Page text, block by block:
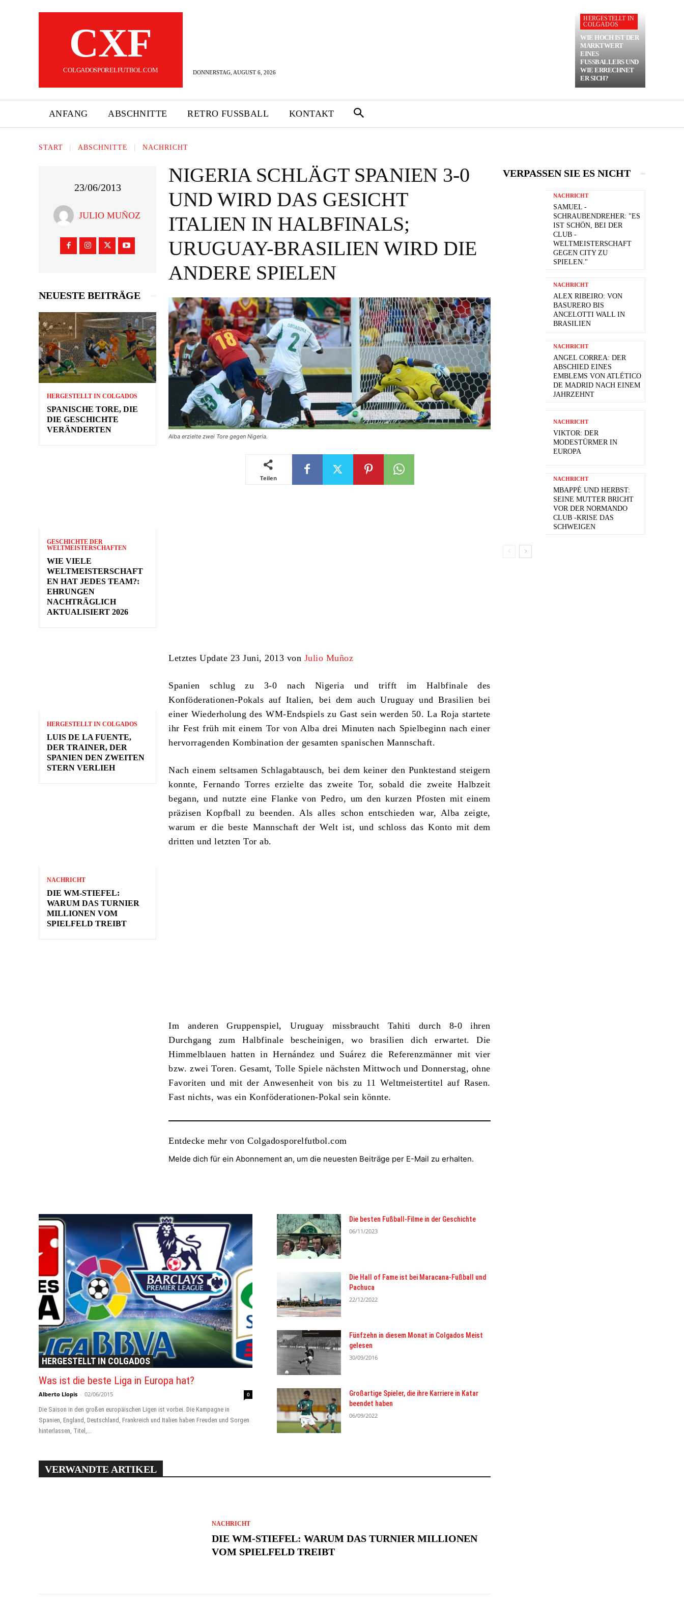
CXF
COLGADOSPORELFUTBOL.COM DONNERSTAG, AUGUST 6, 2026
HERGESTELLT IN
COLGADOS
WIE HOCH IST DER
MARKTWERT
EINES
FUSSBALLERS UND W
IE ERRECHNET E
R SICH?
ANFANG ABSCHNITTE RETRO FUSSBALL KONTAKT
START ABSCHNITTE NACHRICHT
23/06/2013
JULIO MUÑOZ
NEUESTE BEITRÄGE
HERGESTELLT IN COLGADOS
SPANISCHE TORE, DIE
DIE GESCHICHTE
VERÄNDERTEN
GESCHICHTE DER
WELTMEISTERSCHAFTEN
WIE VIELE
WELTMEISTERSCHAFT
EN HAT JEDES TEAM?:
EHRUNGEN
NACHTRÄGLICH
AKTUALISIERT 2026
HERGESTELLT IN COLGADOS
LUIS DE LA FUENTE,
DER TRAINER, DER
SPANIEN DEN ZWEITEN
STERN VERLIEH
NACHRICHT
DIE WM-STIEFEL:
WARUM DAS TURNIER
MILLIONEN VOM
SPIELFELD TREIBT
NIGERIA SCHLÄGT SPANIEN 3-0
UND WIRD DAS GESICHT
ITALIEN IN HALBFINALS;
URUGUAY-BRASILIEN WIRD DIE
ANDERE SPIELEN
Alba erzielte zwei Tore gegen Nigeria.
Teilen
Letztes Update 23 Juni, 2013 von Julio Muñoz
Spanien schlug zu 3-0 nach Nigeria und trifft im Halbfinale des
Konföderationen-Pokals auf Italien, bei dem auch Uruguay und Brasilien bei
einer Wiederholung des WM-Endspiels zu Gast sein werden 50. La Roja startete
ihr Fest früh mit einem Tor von Alba drei Minuten nach Spielbeginn nach einer
hervorragenden Kombination der gesamten spanischen Mannschaft.
Nach einem seltsamen Schlagabtausch, bei dem keiner den Punktestand steigern
konnte, Fernando Torres erzielte das zweite Tor, sobald die zweite Halbzeit
begann, und nutzte eine Flanke von Pedro, um den kurzen Pfosten mit einem
präzisen Kopfball zu beenden. Als alles schon entschieden war, Alba zeigte,
warum er die beste Mannschaft der Welt ist, und schloss das Konto mit dem
dritten und letzten Tor ab.
Im anderen Gruppenspiel, Uruguay missbraucht Tahiti durch 8-0 ihren
Durchgang zum Halbfinale bescheinigen, wo brasilien dich erwartet. Die
Himmelblauen hatten in Hernández und Suárez die Referenzmänner mit vier
bzw. zwei Toren. Gesamt, Tolle Spiele nächsten Mittwoch und Donnerstag, ohne
Favoriten und mit der Anwesenheit von bis zu 11 Weltmeistertitel auf Rasen.
Fast nichts, was ein Konföderationen-Pokal sein könnte.
Entdecke mehr von Colgadosporelfutbol.com
Melde dich für ein Abonnement an, um die neuesten Beiträge per E-Mail zu erhalten.
HERGESTELLT IN COLGADOS
Was ist die beste Liga in Europa hat?
Alberto Llopis - 02/06/2015 0
Die Saison in den großen europäischen Ligen ist vorbei. Die Kampagne in
Spanien, England, Deutschland, Frankreich und Italien haben Freuden und Sorgen
hinterlassen, Titel,...
Die besten Fußball-Filme in der Geschichte
06/11/2023
Die Hall of Fame ist bei Maracana-Fußball und
Pachuca
22/12/2022
Fünfzehn in diesem Monat in Colgados Meist
gelesen
30/09/2016
Großartige Spieler, die ihre Karriere in Katar
beendet haben
06/09/2022
VERWANDTE ARTIKEL
NACHRICHT
DIE WM-STIEFEL: WARUM DAS TURNIER MILLIONEN
VOM SPIELFELD TREIBT
VERPASSEN SIE ES NICHT
NACHRICHT
SAMUEL -
SCHRAUBENDREHER: "ES
IST SCHÖN, BEI DER
CLUB -
WELTMEISTERSCHAFT
GEGEN CITY ZU
SPIELEN."
NACHRICHT
ALEX RIBEIRO: VON
BASURERO BIS
ANCELOTTI WALL IN
BRASILIEN
NACHRICHT
ANGEL CORREA: DER
ABSCHIED EINES
EMBLEMS VON ATLÉTICO
DE MADRID NACH EINEM
JAHRZEHNT
NACHRICHT
VIKTOR: DER
MODESTÜRMER IN
EUROPA
NACHRICHT
MBAPPÉ UND HERBST:
SEINE MUTTER BRICHT
VOR DER NORMANDO
CLUB -KRISE DAS
SCHWEIGEN